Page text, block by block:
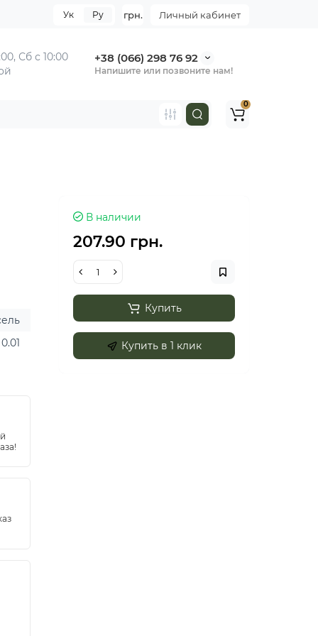
Личный кабинет
грн.
Ук Ру
Сб с 10:00
+38 (066) 298 76 92
Напишите или позвоните нам!
0
0.01
В наличии
207.90 грн.
Купить
Купить в 1 клик